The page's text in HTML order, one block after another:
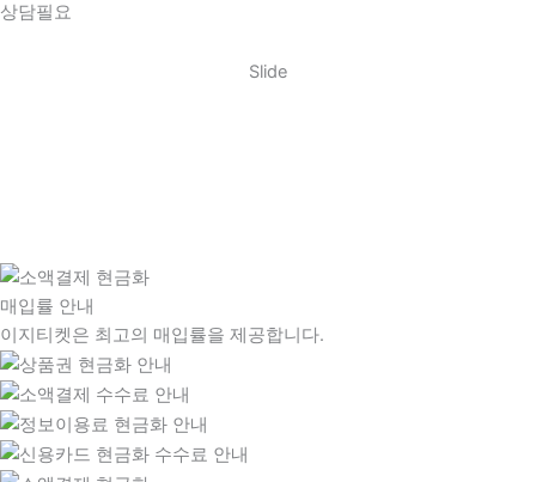
상담필요
Slide
매입률 안내
이지티켓은 최고의 매입률을 제공합니다.